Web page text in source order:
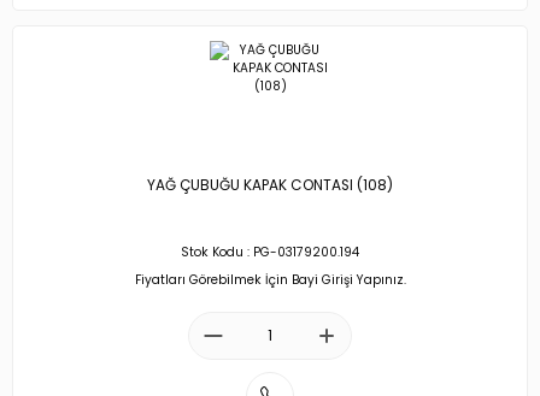
YAĞ ÇUBUĞU KAPAK CONTASI (108)
Stok Kodu : PG-03179200.194
Fiyatları Görebilmek İçin Bayi Girişi Yapınız.